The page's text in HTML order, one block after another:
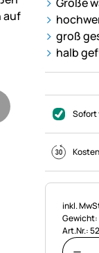
groß
halb
Sofort
inkl.
Gewicht:
Art.Nr.: